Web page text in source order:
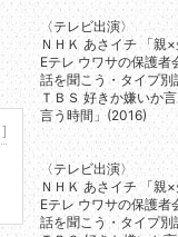
]
〈テレビ出演〉
ＮＨＫ あさイチ 「親
Eテレ ウワサの保護
話を聞こう・タイプ別
ＴＢＳ 好きか嫌いか
言う時間」(2016)
〈テレビ出演〉
ＮＨＫ あさイチ 「親
Eテレ ウワサの保護
話を聞こう・タイプ別